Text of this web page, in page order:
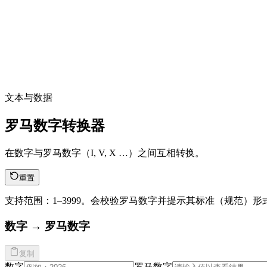
文本与数据
罗马数字转换器
在数字与罗马数字（I, V, X …）之间互相转换。
重置
支持范围：1–3999。会校验罗马数字并提示其标准（规范）形
数字 → 罗马数字
复制